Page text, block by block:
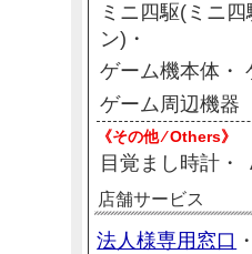
ミニ四駆(ミニ
ン)
ゲーム機本体
ゲーム周辺機器
《その他 ⁄ Others》
目覚まし時計
店舗サービス
法人様専用窓口 ・